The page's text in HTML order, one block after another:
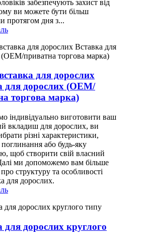
забезпечують захист від
ви можете бути більш
протягом дня з...
для дорослих
для дорослих (OEM/
торгова марка)
індивідуально виготовити ваш
вкладиш для дорослих, ви
різні характеристики,
або будь-яку
щоб створити свій власний
ми допоможемо вам більше
про структуру та особливості
для дорослих.
для дорослих круглого